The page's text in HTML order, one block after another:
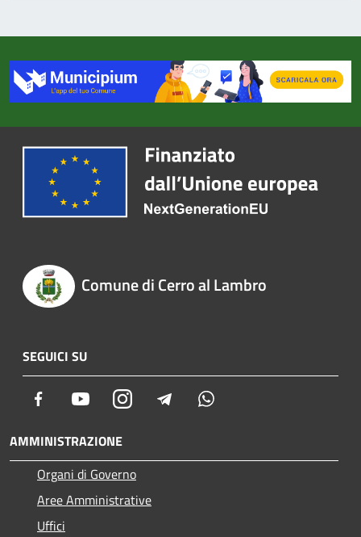
Comune di Cerro al Lambro
SEGUICI SU
Facebook YoutubeInstagram Telegram
AMMINISTRAZIONE
Organi di Governo
Aree Amministrative
Uffici